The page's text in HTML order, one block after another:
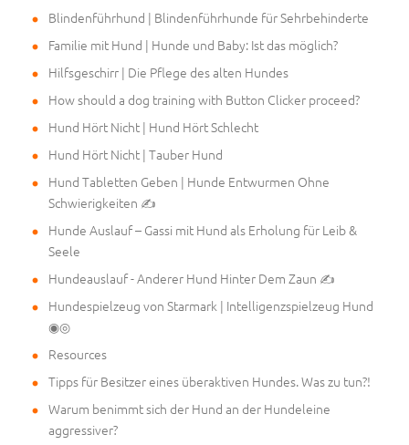
Blindenführhund | Blindenführhunde für Sehrbehinderte
Familie mit Hund | Hunde und Baby: Ist das möglich?
Hilfsgeschirr | Die Pflege des alten Hundes
How should a dog training with Button Clicker proceed?
Hund Hört Nicht | Hund Hört Schlecht
Hund Hört Nicht | Tauber Hund
Hund Tabletten Geben | Hunde Entwurmen Ohne
Schwierigkeiten ✍
Hunde Auslauf – Gassi mit Hund als Erholung für Leib &
Seele
Hundeauslauf - Anderer Hund Hinter Dem Zaun ✍
Hundespielzeug von Starmark | Intelligenzspielzeug Hund
◉◎
Resources
Tipps für Besitzer eines überaktiven Hundes. Was zu tun?!
Warum benimmt sich der Hund an der Hundeleine
aggressiver?